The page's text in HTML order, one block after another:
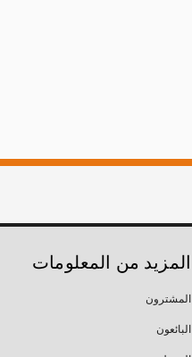
المزيد من المعلومات
المشترون
البائعون